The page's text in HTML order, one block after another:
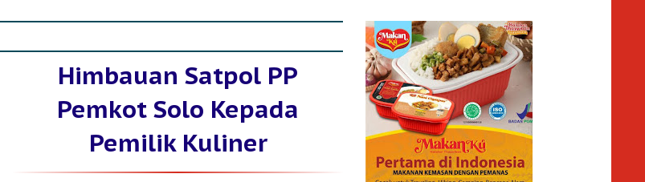
Himbauan Satpol PP
Pemkot Solo Kepada
Pemilik Kuliner